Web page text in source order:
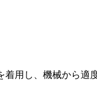
用し、機械から